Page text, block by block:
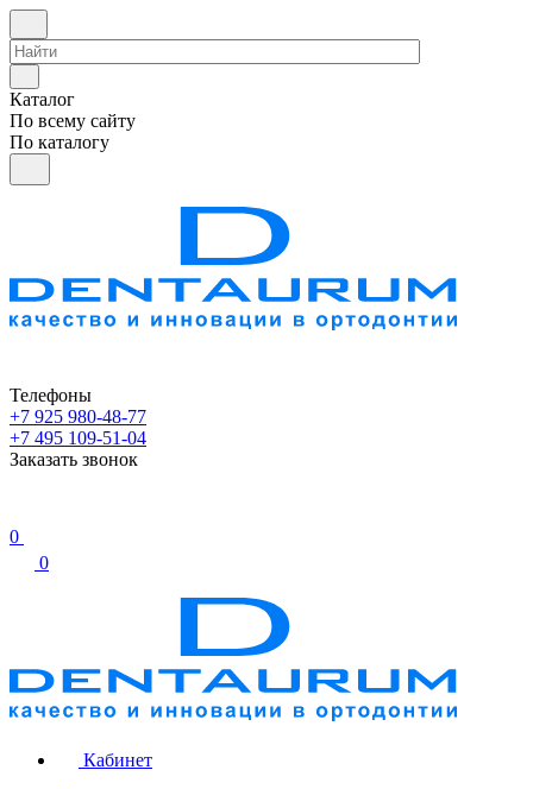
Каталог
По всему сайту
По каталогу
Телефоны
+7 925 980-48-77
+7 495 109-51-04
Заказать звонок
0
0
Кабинет